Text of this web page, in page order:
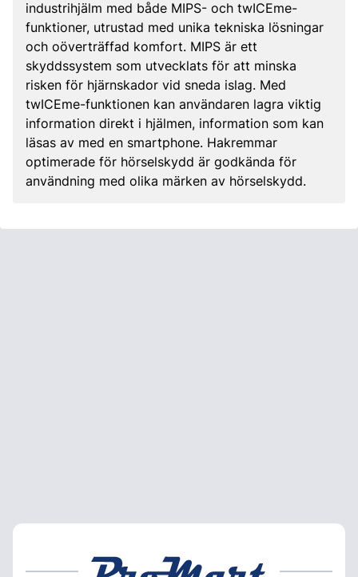
industrihjälm med både MIPS- och twICEme-
funktioner, utrustad med unika tekniska lösningar
och oöverträffad komfort. MIPS är ett
skyddssystem som utvecklats för att minska
risken för hjärnskador vid sneda islag. Med
twICEme-funktionen kan användaren lagra viktig
information direkt i hjälmen, information som kan
läsas av med en smartphone. Hakremmar
optimerade för hörselskydd är godkända för
användning med olika märken av hörselskydd.